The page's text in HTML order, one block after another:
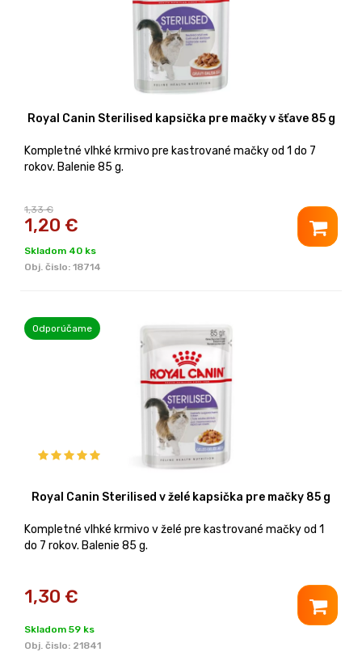
Royal Canin Sterilised kapsička pre mačky v šťave 85 g
Kompletné vlhké krmivo pre kastrované mačky od 1 do 7
rokov. Balenie 85 g.
1,33 €
1,20 €
Skladom 40 ks
Obj. čislo: 18714
Odporúčame
Royal Canin Sterilised v želé kapsička pre mačky 85 g
Kompletné vlhké krmivo v želé pre kastrované mačky od 1
do 7 rokov. Balenie 85 g.
1,30 €
Skladom 59 ks
Obj. čislo: 21841